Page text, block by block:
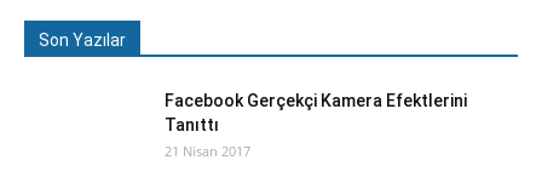
Son Yazılar
Facebook Gerçekçi Kamera Efektlerini
Tanıttı
21 Nisan 2017